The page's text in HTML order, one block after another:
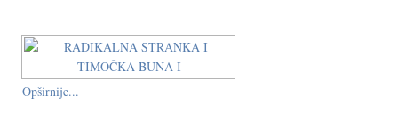
Opširnije...